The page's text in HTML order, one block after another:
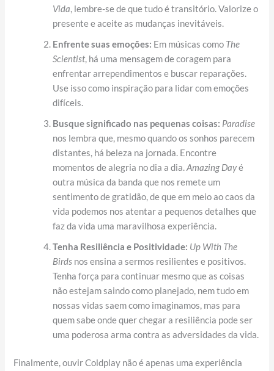
Vida, lembre-se de que tudo é transitório. Valorize o
presente e aceite as mudanças inevitáveis.
Enfrente suas emoções: Em músicas como The
Scientist, há uma mensagem de coragem para
enfrentar arrependimentos e buscar reparações.
Use isso como inspiração para lidar com emoções
difíceis.
Busque significado nas pequenas coisas: Paradise
nos lembra que, mesmo quando os sonhos parecem
distantes, há beleza na jornada. Encontre
momentos de alegria no dia a dia.Amazing Dayé
outra música da banda que nos remete um
sentimento de gratidão, de que em meio ao caos da
vida podemos nos atentar a pequenos detalhes que
faz da vida uma maravilhosa experiência.
Tenha Resiliência e Positividade: Up With The
Birds nos ensina a sermos resilientes e positivos.
Tenha força para continuar mesmo que as coisas
não estejam saindo como planejado, nem tudo em
nossas vidas saem como imaginamos, mas para
quem sabe onde quer chegar a resiliência pode ser
uma poderosa arma contra as adversidades da vida.
Finalmente, ouvir Coldplay não é apenas uma experiência